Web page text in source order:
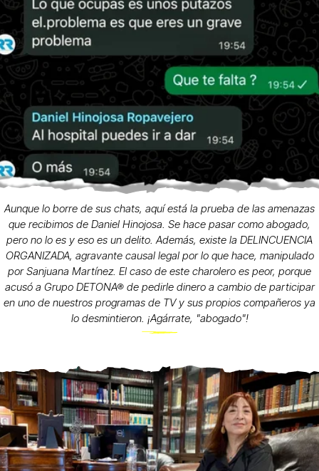
Aunque lo borre de sus chats, aquí está la prueba de las amenazas
que recibimos de Daniel Hinojosa. Se hace pasar como abogado,
pero no lo es y eso es un delito. Además, existe la DELINCUENCIA
ORGANIZADA, agravante causal legal por lo que hace, manipulado
por Sanjuana Martínez. El caso de este charolero es peor, porque
acusó a Grupo DETONA® de pedirle dinero a cambio de participar
en uno de nuestros programas de TV y sus propios compañeros ya
lo desmintieron. ¡Agárrate, "abogado"!